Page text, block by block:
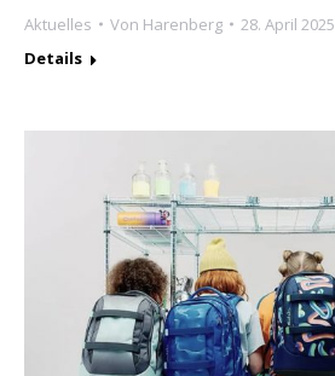
Aktuelles Von Harenberg
28. April 2025
Details